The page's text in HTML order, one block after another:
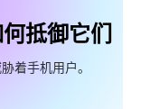
抵御它们
着手机用户。